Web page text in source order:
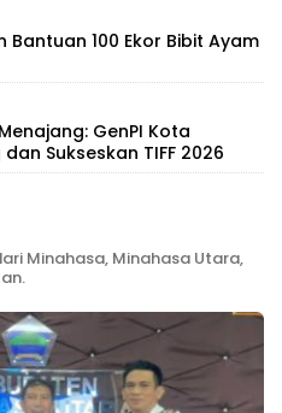
Bantuan 100 Ekor Bibit Ayam
​GenPI Kota
Sukseskan TIFF 2026
Minahasa, Minahasa Utara,